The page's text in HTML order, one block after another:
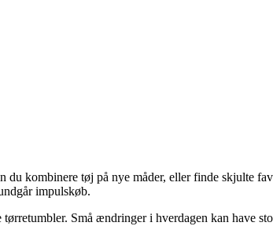
kombinere tøj på nye måder, eller finde skjulte
impulskøb.
Små ændringer i hverdagen kan have